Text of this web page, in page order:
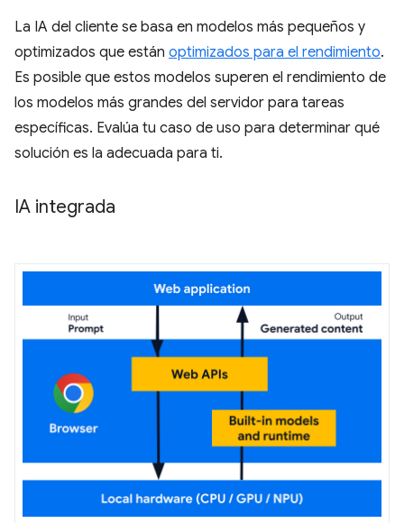
La IA del cliente se basa en modelos más pequeños y
optimizados que están optimizados para el rendimiento.
Es posible que estos modelos superen el rendimiento de
los modelos más grandes del servidor para tareas
específicas. Evalúa tu caso de uso para determinar qué
solución es la adecuada para ti.
IA integrada